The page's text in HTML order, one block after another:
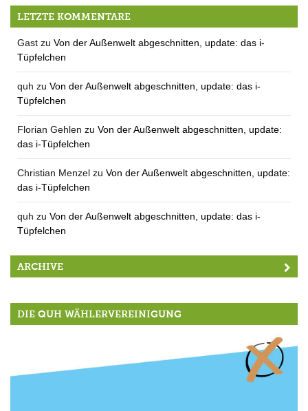
12 Wahllokale ausgezählt
LETZTE KOMMENTARE
Gast zu Von der Außenwelt abgeschnitten, update: das i-
Tüpfelchen
quh zu Von der Außenwelt abgeschnitten, update: das i-
Tüpfelchen
Florian Gehlen zu Von der Außenwelt abgeschnitten, update:
das i-Tüpfelchen
Christian Menzel zu Von der Außenwelt abgeschnitten, update:
das i-Tüpfelchen
quh zu Von der Außenwelt abgeschnitten, update: das i-
Tüpfelchen
ARCHIVE
DIE QUH WÄHLERVEREINIGUNG